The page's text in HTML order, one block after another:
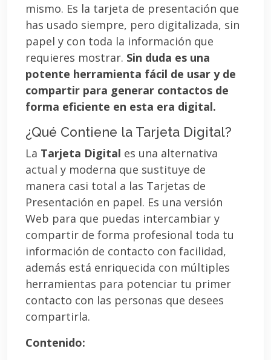
mismo. Es la tarjeta de presentación que
has usado siempre, pero digitalizada, sin
papel y con toda la información que
requieres mostrar. Sin duda es una
potente herramienta fácil de usar y de
compartir para generar contactos de
forma eficiente en esta era digital.
¿Qué Contiene la Tarjeta Digital?
La Tarjeta Digital es una alternativa
actual y moderna que sustituye de
manera casi total a las Tarjetas de
Presentación en papel. Es una versión
Web para que puedas intercambiar y
compartir de forma profesional toda tu
información de contacto con facilidad,
además está enriquecida con múltiples
herramientas para potenciar tu primer
contacto con las personas que desees
compartirla.
Contenido: